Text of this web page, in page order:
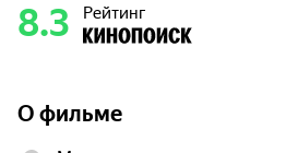
8.3 Рейтинг
О фильме